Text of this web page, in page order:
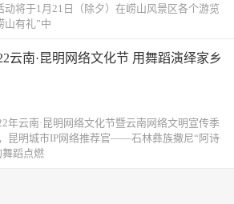
动将于1月21日（除夕）在崂山风景区各个游览
山有礼”中
云南·昆明网络文化节 用舞蹈演绎家乡
年云南·昆明网络文化节暨云南网络文明宣传季
昆明城市IP网络推荐官——石林彝族撒尼“阿诗
舞蹈点燃